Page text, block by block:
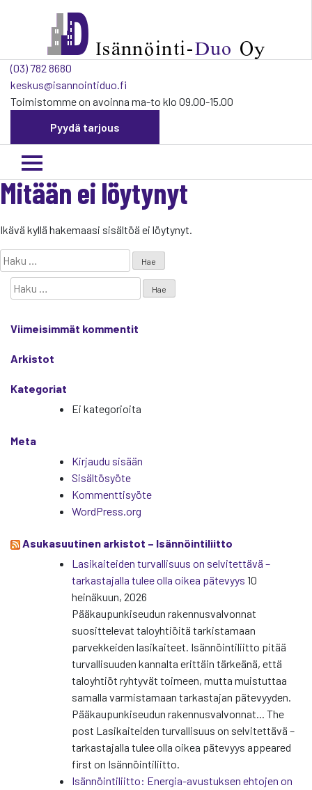
navigaatio
(03) 782 8680
keskus@isannointiduo.fi
Toimistomme on avoinna ma-to klo 09.00-15.00
Pyydä tarjous
Mitään ei löytynyt
Ikävä kyllä hakemaasi sisältöä ei löytynyt.
Haku:
Haku:
Viimeisimmät kommentit
Arkistot
Kategoriat
Ei kategorioita
Meta
Kirjaudu sisään
Sisältösyöte
Kommenttisyöte
WordPress.org
Asukasuutinen arkistot – Isännöintiliitto
Lasikaiteiden turvallisuus on selvitettävä –
tarkastajalla tulee olla oikea pätevyys 10
heinäkuun, 2026
Pääkaupunkiseudun rakennusvalvonnat
suosittelevat taloyhtiöitä tarkistamaan
parvekkeiden lasikaiteet. Isännöintiliitto pitää
turvallisuuden kannalta erittäin tärkeänä, että
taloyhtiöt ryhtyvät toimeen, mutta muistuttaa
samalla varmistamaan tarkastajan pätevyyden.
Pääkaupunkiseudun rakennusvalvonnat... The
post Lasikaiteiden turvallisuus on selvitettävä –
tarkastajalla tulee olla oikea pätevyys appeared
first on Isännöintiliitto.
Isännöintiliitto: Energia-avustuksen ehtojen on